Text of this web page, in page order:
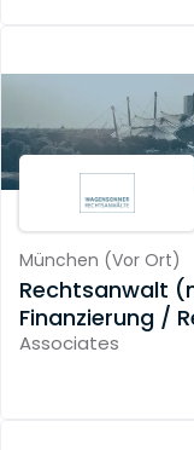
München (Vor Ort)
Rechtsanwalt
Finanzierung /
Associates